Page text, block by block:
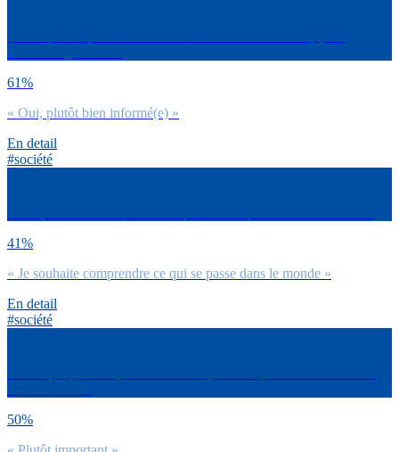
61%
« Oui, plutôt bien informé(e) »
En detail
#société
41%
« Je souhaite comprendre ce qui se passe dans le monde »
En detail
#société
50%